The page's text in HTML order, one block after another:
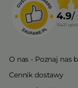
4.9/
10431 opinii
O nas - Poznaj nas
Cennik dostawy